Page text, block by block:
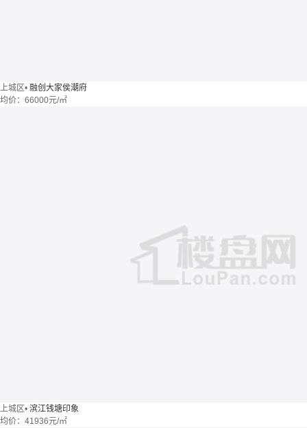
上城区• 融创大家侯潮府
均价： 66000元/㎡
上城区• 滨江钱塘印象
均价： 41936元/㎡